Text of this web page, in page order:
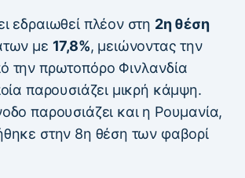
εδραιωθεί πλέον στη 2η θέση
με 17,8%, μειώνοντας την
την πρωτοπόρο Φινλανδία
παρουσιάζει μικρή κάμψη.
παρουσιάζει και η Ρουμανία,
στην 8η θέση των φαβορί